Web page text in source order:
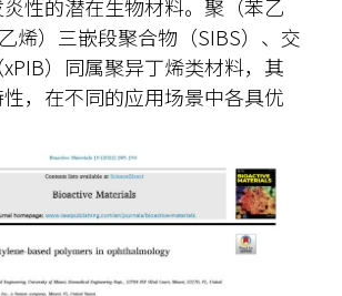
性的潜在生物材料。聚（苯乙
烯）三嵌段聚合物（SIBS）、交
）同属聚异丁烯类材料，其
，在不同的应用场景中各具优